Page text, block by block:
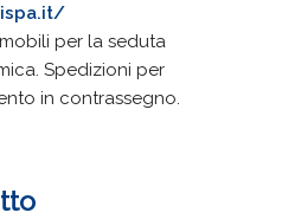
per la seduta
Spedizioni per
in contrassegno.